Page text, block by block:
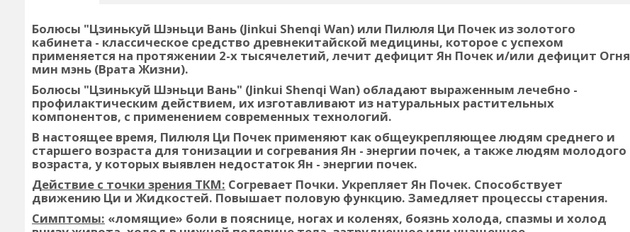
Болюсы "Цзинькуй Шэньци Вань (Jinkui Shenqi Wan) или Пилюля Ци Почек из золотого
кабинета - классическое средство древнекитайской медицины, которое с успехом
применяется на протяжении 2-х тысячелетий, лечит дефицит Ян Почек и/или дефицит Огня
мин мэнь (Врата Жизни).
Болюсы "Цзинькуй Шэньци Вань" (Jinkui Shenqi Wan) обладают выраженным лечебно -
профилактическим действием, их изготавливают из натуральных растительных
компонентов, с применением современных технологий.
В настоящее время, Пилюля Ци Почек применяют как общеукрепляющее людям среднего и
старшего возраста для тонизации и согревания Ян - энергии почек, а также людям молодого
возраста, у которых выявлен недостаток Ян - энергии почек.
Действие с точки зрения ТКМ: Согревает Почки. Укрепляет Ян Почек. Способствует
движению Ци и Жидкостей. Повышает половую функцию. Замедляет процессы старения.
Симптомы: «ломящие» боли в пояснице, ногах и коленях, боязнь холода, спазмы и холод